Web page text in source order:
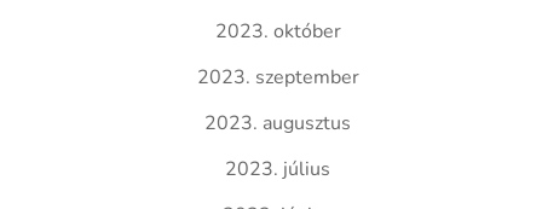
2023. október
2023. szeptember
2023. augusztus
2023. július